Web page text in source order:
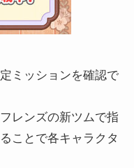
ミッションを確認で
レンズの新ツムで指
ことで各キャラクタ